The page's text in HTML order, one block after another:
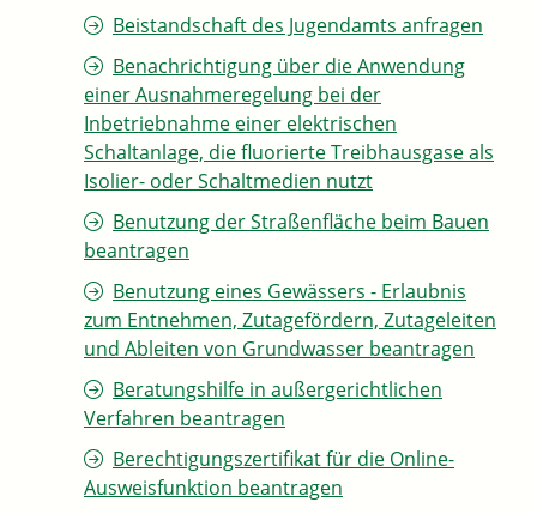
Beistandschaft des Jugendamts anfragen
Benachrichtigung über die Anwendung
einer Ausnahmeregelung bei der
Inbetriebnahme einer elektrischen
Schaltanlage, die fluorierte Treibhausgase als
Isolier- oder Schaltmedien nutzt
Benutzung der Straßenfläche beim Bauen
beantragen
Benutzung eines Gewässers - Erlaubnis
zum Entnehmen, Zutagefördern, Zutageleiten
und Ableiten von Grundwasser beantragen
Beratungshilfe in außergerichtlichen
Verfahren beantragen
Berechtigungszertifikat für die Online-
Ausweisfunktion beantragen